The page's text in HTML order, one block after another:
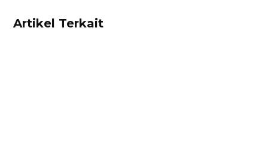
Artikel Terkait